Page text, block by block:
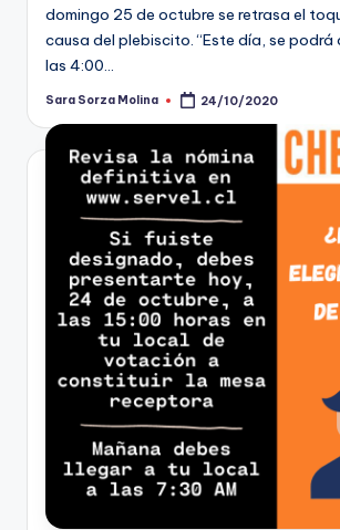
domingo 25 de octubre se retrasa el
causa del plebiscito. “Este día, se podrá
las 4:00…
Publicado
Sara Sorza Molina 24/10/2020